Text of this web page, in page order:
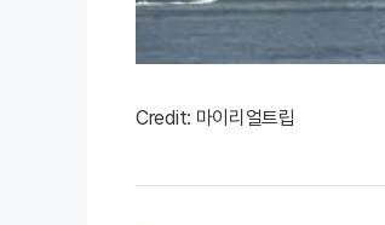
Credit: 마이리얼트립